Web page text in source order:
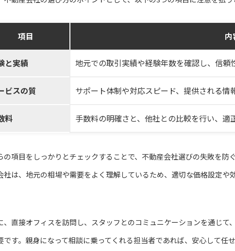
項目 内
と実績 地元での取引実績や経験年数を確認し、信頼
ビスの質 サポート体制や対応スピード、提供される情
料 手数料の明確さと、他社との比較を行い、適
の項目をしっかりとチェックすることで、不動産会社選びの失敗を防
社は、地元の相場や需要をよく理解しているため、適切な価格設定
、直接オフィスを訪問し、スタッフとのコミュニケーションを通じて
です。親身になって相談に乗ってくれる担当者であれば、安心して任